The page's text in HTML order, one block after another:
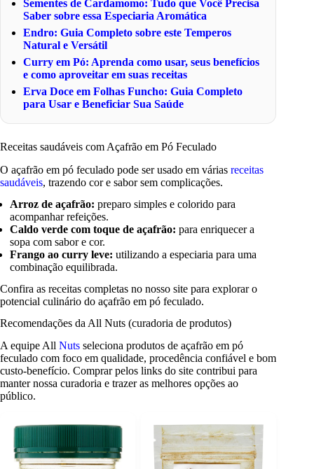
Sementes de Cardamomo: Tudo que Você Precisa
Saber sobre essa Especiaria Aromática
Endro: Guia Completo sobre este Temperos
Natural e Versátil
Curry em Pó: Aprenda como usar, seus benefícios
e como aproveitar em suas receitas
Erva Doce em Folhas Funcho: Guia Completo
para Usar e Beneficiar Sua Saúde
Receitas saudáveis com Açafrão em Pó Feculado
O açafrão em pó feculado pode ser usado em várias receitas
saudáveis, trazendo cor e sabor sem complicações.
Arroz de açafrão: preparo simples e colorido para
acompanhar refeições.
Caldo verde com toque de açafrão: para enriquecer a
sopa com sabor e cor.
Frango ao curry leve: utilizando a especiaria para uma
combinação equilibrada.
Confira as receitas completas no nosso site para explorar o
potencial culinário do açafrão em pó feculado.
Recomendações da All Nuts (curadoria de produtos)
A equipe All Nuts seleciona produtos de açafrão em pó
feculado com foco em qualidade, procedência confiável e bom
custo-benefício. Comprar pelos links do site contribui para
manter nossa curadoria e trazer as melhores opções ao
público.